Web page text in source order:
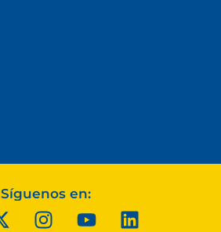
Síguenos en: